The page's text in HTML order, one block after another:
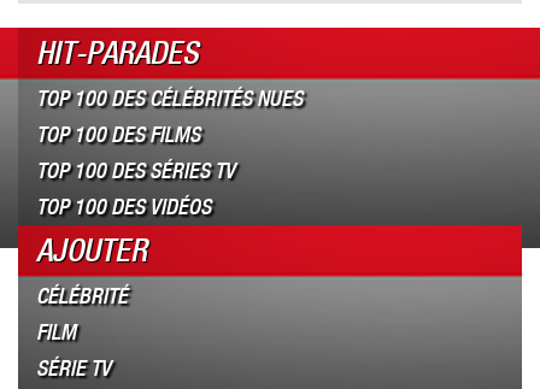
HIT-PARADES
TOP 100 DES CÉLÉBRITÉS NUES
TOP 100 DES FILMS
TOP 100 DES SÉRIES TV
TOP 100 DES VIDÉOS
AJOUTER
CÉLÉBRITÉ
FILM
SÉRIE TV